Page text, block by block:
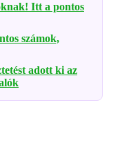
Itt a pontos
számok,
adott ki az